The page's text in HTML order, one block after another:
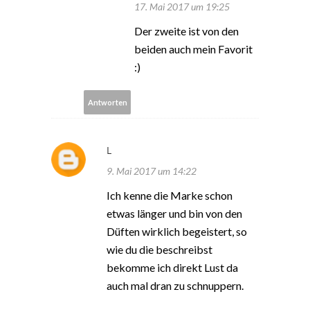
17. Mai 2017 um 19:25
Der zweite ist von den
beiden auch mein Favorit
:)
Antworten
L
9. Mai 2017 um 14:22
Ich kenne die Marke schon
etwas länger und bin von den
Düften wirklich begeistert, so
wie du die beschreibst
bekomme ich direkt Lust da
auch mal dran zu schnuppern.